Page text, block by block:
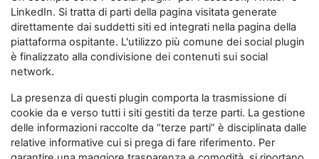
LinkedIn. Si tratta di parti della pagina visitata generate
direttamente dai suddetti siti ed integrati nella pagina della
piattaforma ospitante. L'utilizzo più comune dei social plugin
è finalizzato alla condivisione dei contenuti sui social
network.
La presenza di questi plugin comporta la trasmissione di
cookie da e verso tutti i siti gestiti da terze parti. La gestione
delle informazioni raccolte da “terze parti” è disciplinata dalle
relative informative cui si prega di fare riferimento. Per